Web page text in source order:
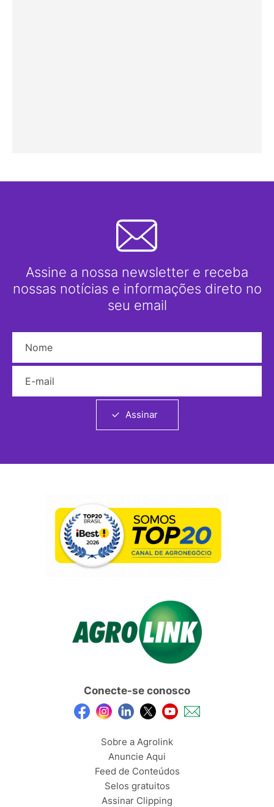
Assine a nossa newsletter e receba
nossas notícias e informações direto no
seu email
Assinar
Conecte-se conosco
Sobre a Agrolink
Anuncie Aqui
Feed de Conteúdos
Selos gratuitos
Assinar Clipping